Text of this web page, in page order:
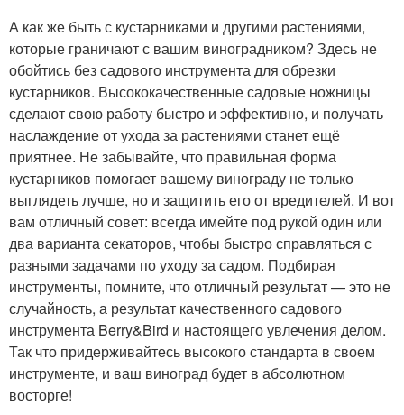
А как же быть с кустарниками и другими растениями,
которые граничают с вашим виноградником? Здесь не
обойтись без садового инструмента для обрезки
кустарников. Высококачественные садовые ножницы
сделают свою работу быстро и эффективно, и получать
наслаждение от ухода за растениями станет ещё
приятнее. Не забывайте, что правильная форма
кустарников помогает вашему винограду не только
выглядеть лучше, но и защитить его от вредителей. И вот
вам отличный совет: всегда имейте под рукой один или
два варианта секаторов, чтобы быстро справляться с
разными задачами по уходу за садом. Подбирая
инструменты, помните, что отличный результат — это не
случайность, а результат качественного садового
инструмента Berry&Bird и настоящего увлечения делом.
Так что придерживайтесь высокого стандарта в своем
инструменте, и ваш виноград будет в абсолютном
восторге!